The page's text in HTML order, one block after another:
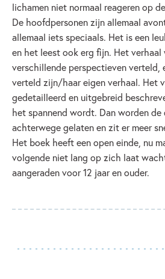
lichamen niet normaal reageren op
De hoofdpersonen zijn allemaal
allemaal iets speciaals. Het is een
en het leest ook erg fijn. Het
verschillende perspectieven verteld,
verteld zijn/haar eigen verhaal. Het
gedetailleerd en uitgebreid
het spannend wordt. Dan worden
achterwege gelaten en zit er meer
Het boek heeft een open einde, nu
volgende niet lang op zich laat
aangeraden voor 12 jaar en ouder.